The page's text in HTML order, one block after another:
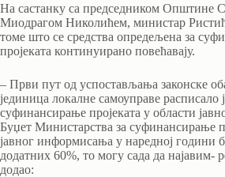
На састанку са председником Општине
Миодрагом Николићем, министар
томе што се средства опредељена за
пројеката континуирано повећавају.
– Први пут од успостављања законске
јединица локалне самоуправе расписало
суфинансирање пројеката у области
Буџет Министарства за суфинансирање
јавног информисања у наредној години
додатних 60%, то могу сада да најавим-
додао: